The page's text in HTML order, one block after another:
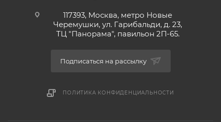
117393, Москва, метро Новые
Черемушки, ул. Гарибальди, д. 23,
ТЦ "Панорама", павильон 2П-65.
Подписаться на рассылку
ПОЛИТИКА КОНФИДЕНЦИАЛЬНОСТИ